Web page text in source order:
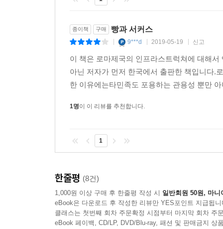
사이에서 유형의 증거를 찾아내고자 시도하고
책이다. 기존에는 생각하지 못한 방식으로 로마의
물건이 그 사람을 말해주듯이 유산이 그 나라를
지식의 흔적이 남아 있는 유물들, 문화 정보가 담
뜻하는지 알려주는 수도와 가도 등, 로마제국의
이 책을 통해 로마가 번영할 수 있었던 원인을
넘어갔을까?”라는 질문이 맴돌게 된다. 찬란한
종이책 구매 빵과 서커스
9***d 2019-05-19 신고
이 책은 로마제국의 인프라스트럭쳐에 대해
아닌 저자가 먼저 한국에서 출판한 책입니다.
한 이유에는타민족도 포용하는 관용성 뿐만
1명이 이 리뷰를 추천합니다.
1
한줄평 (8건)
1,000원 이상 구매 후 한줄평 작성 시 일반회원 50원, 마니
eBook은 다운로드 후 작성한 리뷰만 YES포인트 지급됩니
클래스는 첫번째 회차 주문확정 시점부터 마지막 회차 주
eBook 페이백, CD/LP, DVD/Blu-ray, 패션 및 판매금지 상